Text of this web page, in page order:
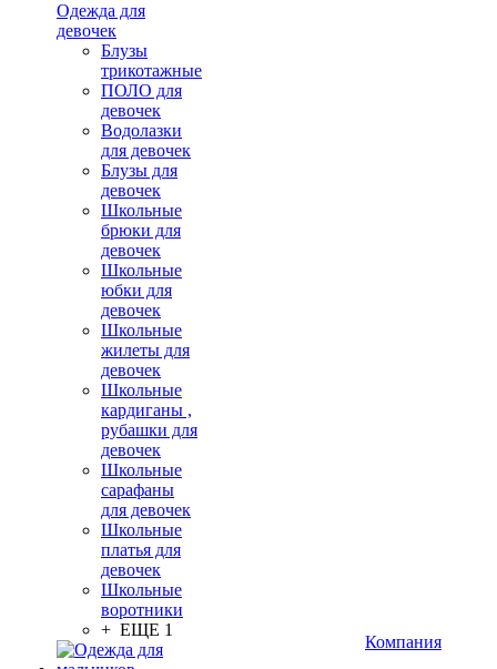
Одежда для
девочек
Блузы
трикотажные
ПОЛО для
девочек
Водолазки
для девочек
Блузы для
девочек
Школьные
брюки для
девочек
Школьные
юбки для
девочек
Школьные
жилеты для
девочек
Школьные
кардиганы ,
рубашки для
девочек
Школьные
сарафаны
для девочек
Школьные
платья для
девочек
Школьные
воротники
+ ЕЩЕ 1
Компания